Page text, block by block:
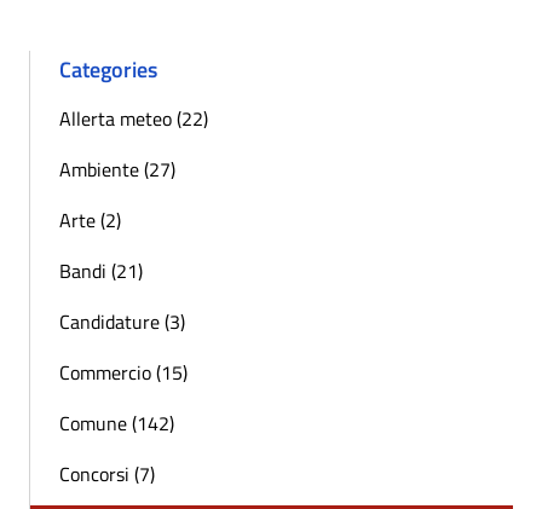
Categories
Allerta meteo (22)
Ambiente (27)
Arte (2)
Bandi (21)
Candidature (3)
Commercio (15)
Comune (142)
Concorsi (7)